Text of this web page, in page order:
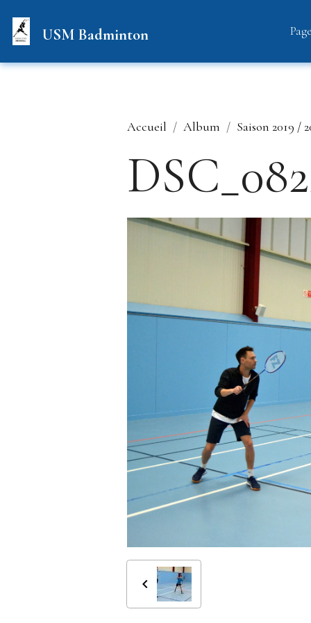
USM Badminton
Accueil Album Saison 2019 /